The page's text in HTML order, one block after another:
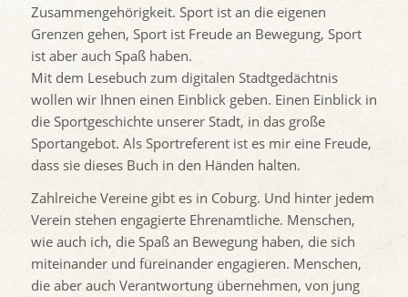
Zusammengehörigkeit. Sport ist an die eigenen
Grenzen gehen, Sport ist Freude an Bewegung, Sport
ist aber auch Spaß haben.
Mit dem Lesebuch zum digitalen Stadtgedächtnis
wollen wir Ihnen einen Einblick geben. Einen Einblick in
die Sportgeschichte unserer Stadt, in das große
Sportangebot. Als Sportreferent ist es mir eine Freude,
dass sie dieses Buch in den Händen halten.
Zahlreiche Vereine gibt es in Coburg. Und hinter jedem
Verein stehen engagierte Ehrenamtliche. Menschen,
wie auch ich, die Spaß an Bewegung haben, die sich
miteinander und füreinander engagieren. Menschen,
die aber auch Verantwortung übernehmen, von jung